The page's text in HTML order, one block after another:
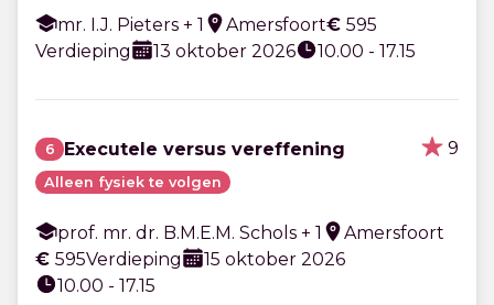
mr. I.J. Pieters + 1 Amersfoort€ 595
Verdieping
13 oktober 2026 10.00 - 17.15
6 Executele versus vereffening 9
Alleen fysiek te volgen
prof. mr. dr. B.M.E.M. Schols + 1
Amersfoort
€ 595Verdieping
15 oktober 2026
10.00 - 17.15